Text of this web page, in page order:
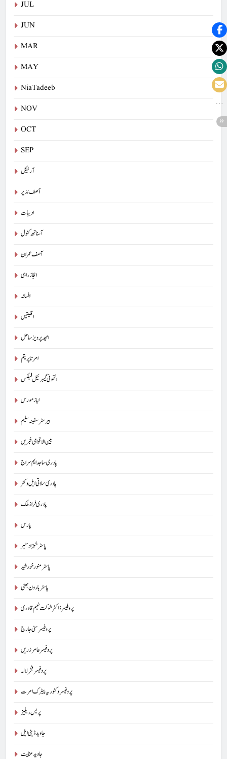
JUL
JUN
MAR
MAY
NiaTadeeb
NOV
OCT
SEP
آرٹیکل
آصف نذیر
ادیبات
آسناتھ کنول
آصف عمران
اعجاز راہی
افسانہ
اقلیتیں
امجد پرویز ساحل
امرتا پریتم
انتھونی گیبرئیل فیلکس
ایاز مورس
بیرسٹرسفینہ سلیم
بین الاقوامی خبریں
پادری ساجد ایم سراج
پادری سلاتی ایل وکٹر
پادری فراز ملک
پارس
پاسٹر شہزاد منیر
پاسٹر منور خورشید
پاسٹر ہارون بھٹی
پروفیسر ڈاکٹر شوکت نعیم قادری
پروفیسر سنی جارج
پروفیسر عامر زریں
پروفیسر فخر لالہ
پروفیسر وکٹوریہ پیٹرک امرت
پریس ریلیز
جاوید ڈینی ایل
جاوید عنایت